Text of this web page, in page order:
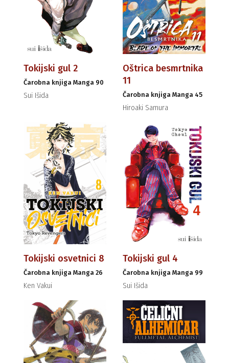
Tokijski gul 2
Čarobna knjiga Manga 90
Sui Išida
Oštrica besmrtnika
11
Čarobna knjiga Manga 45
Hiroaki Samura
Tokijski osvetnici 8
Čarobna knjiga Manga 26
Ken Vakui
Tokijski gul 4
Čarobna knjiga Manga 99
Sui Išida